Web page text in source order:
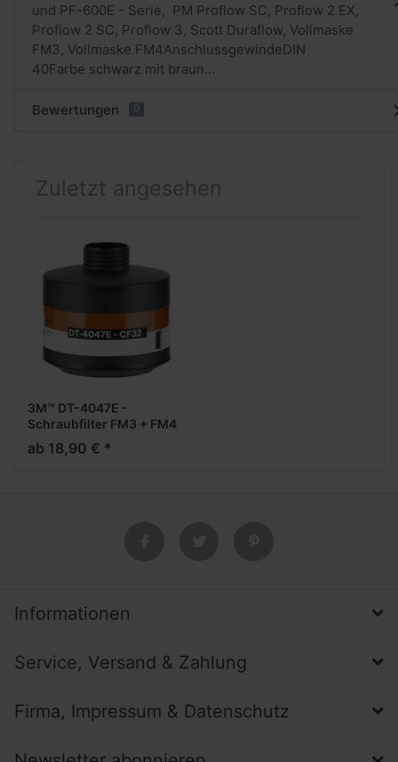
und PF-600E - Serie, PM Proflow SC, Proflow 2 EX,
Proflow 2 SC, Proflow 3, Scott Duraflow, Vollmaske
FM3, Vollmaske FM4AnschlussgewindeDIN
40Farbe schwarz mit braun...
Bewertungen 0
Zuletzt angesehen
3M™ DT-4047E -
Schraubfilter FM3 + FM4
ab 18,90 € *
Informationen
Service, Versand & Zahlung
Firma, Impressum & Datenschutz